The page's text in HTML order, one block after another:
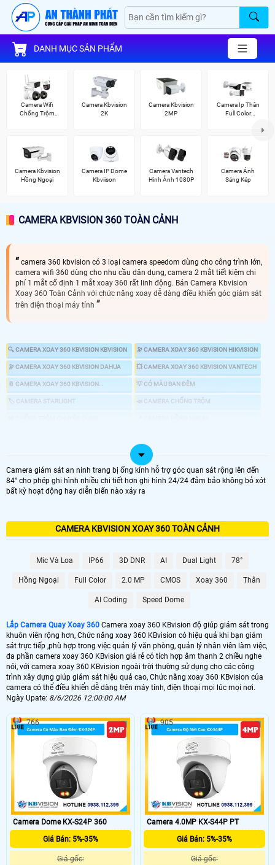
DANH MỤC SẢN PHẨM
Camera Wifi
Chống Trộm
Camera Kbvision
2K
Camera Kbvision
2MP
Camera Ip Thân
Full Color
Camera Kbvision
Hồng Ngoại
Camera IP Dome
Kbviison
Camera Vantech
Hình Ảnh 1080P
Camera Ánh
Sáng Kép
CAMERA KBVISION 360 TOÀN CẢNH
camera 360 kbvision có 3 loại camera speedom dùng cho công trình lớn,
camera wifi 360 dùng cho nhu cầu dân dụng, camera 2 mắt tiết kiệm chi
phí 1 mắt cố định 1 mắt xoay 360 rất linh động. Bán Camera Kbvision
Xoay 360 Toàn Cảnh với chức năng xoay dễ dàng điều khiển góc giám sát
trên điện thoại máy tính
🔍 CAMERA XOAY 360 KBVISION KBVISION 🔭 CAMERA XOAY 360 KBVISION HIKVISION
🔭 CAMERA XOAY 360 KBVISION DAHUA 💥 CAMERA XOAY 360 KBVISION VANTECH
📎 CAMERA XOAY 360 KBVISION
HDPARAGON
💡 CÓ MÀU BAN ĐÊM
🏷 CAMERA STARLIGHT 📣 CAMERA CHỐNG TRỘM
♋ LẮP CAMERA 360 KBVISION GIÁ RẺ
GIÁ LẮP CAMERA
🔄 Lắp Camera Xoay 360 KBvision Giá Rẻ
1.300.000 VNĐ Camera 360 KBvision Kbone
🌀 Lắp Camera Xoay 360 KBvision Văn Phòng
5.800,000 VNĐ Camera Xoay 360 KBvision Zoom
🔭 Lắp Camera Xoay 360 KBvision Công Trình
13.000.000 VNĐ
📳 Lắp camera xoay 360 KBvision là dòng camera có thể điều khiển góc
giám sát trên điện thoại hoặc máy tính với dòng camera xoay 360 KBvision
có thông số điều chỉnh xoay chính xác là : xoay ngan qua về đạt 355° còn
xoay đứng lên xuông đạt 80°. với khả năng điều chỉnh động đa chiều trên
điện thoại và máy tính giúp camera có thể giám sát nữa bán cầu xung
quanh khu vực lắp camera xoay 360.
👁️ Camera xoay 360 KBvision có thể phân thành 2 dòng là,camera xoay 360
tích hợp wifi và dòng camera xoay 360 KBvision tích hợp zoom quan hay còn
gọi là camera speedom. Thông thường với gia đình văn phòng cửa hàng vừa
và nhỏ chỉ sử dụng camera xoay 360 KBvision tích hợp wifi và có tích hợp
micro và loa phát âm thanh ngay trên camera. Đa phân camera xoay 360
KBvision độ được sử dụng cho những công trình số lượng ít camera. 💡
Camera giám sát an ninh trang bị ống kính hỗ trợ góc quan sát rộng lên đến
84° cho phép ghi hình nhiều chi tiết hơn ghi hình 24/24 đảm bảo không bỏ xót
bất kỳ hoạt động hay diễn biến nào xảy ra
CAMERA KBVISION XOAY 360 TOÀN CẢNH
Mic Và Loa IP66 3D DNR AI Dual Light 78°
Hồng Ngoại Full Color 2.0 MP CMOS Xoay 360 Thân
AI Coding Speed Dome
Lắp Camera Quay Xoay 360 Camera xoay 360 KBvision độ giúp giám sát trong
khuôn viên rộng hơn, Chức năng xoay 360 KBvision có hiệu quả khi bạn giám
sát trực tiếp ,phù hợp trong việc quản lý văn phòng, quản lý nhân viên làm việc,
đa phần camera xoay 360 KBvision giá rẻ có tích hợp âm thanh 2 chiều nghe
nói, với camera xoay 360 KBvision ngoài trời thường sử dụng cho các công
trình xây dựng giúp giám sát hiệu quả cao, Chức năng xoay 360 KBvision của
camera có thể điều khiển dễ dàng trên máy tính, điện thoại mọi lúc mọi nơi.
Ngày Upate: 8/6/2026 12:00:00 AM
Camera Dome KX-S24P 360
Giá Bán: 5%-35%
Giá gốc:
766
Camera 4.0MP KX-S44P PT
Giá Bán: 5%-35%
Giá gốc:
905